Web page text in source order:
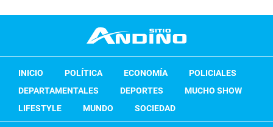
INICIO POLÍTICA ECONOMÍA
POLICIALES
DEPARTAMENTALES
DEPORTES
MUCHO SHOW
LIFESTYLE
MUNDO SOCIEDAD